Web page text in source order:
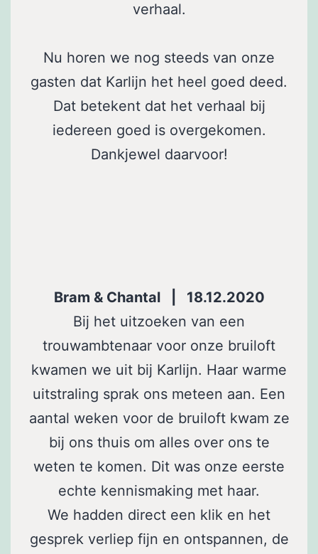
verhaal.
Nu horen we nog steeds van onze
gasten dat Karlijn het heel goed deed.
Dat betekent dat het verhaal bij
iedereen goed is overgekomen.
Dankjewel daarvoor!
Bram & Chantal | 18.12.2020
Bij het uitzoeken van een
trouwambtenaar voor onze bruiloft
kwamen we uit bij Karlijn. Haar warme
uitstraling sprak ons meteen aan. Een
aantal weken voor de bruiloft kwam ze
bij ons thuis om alles over ons te
weten te komen. Dit was onze eerste
echte kennismaking met haar.
We hadden direct een klik en het
gesprek verliep fijn en ontspannen, de